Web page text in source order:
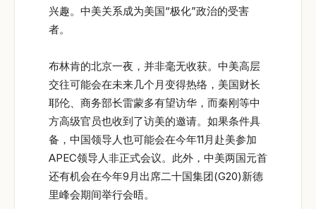
兴趣。中美关系成为美国“极化”政治的受害
者。
布林肯的北京一夜，并非毫无收获。中美高层
交往可能会在未来几个月变得热络，美国财长
耶伦、商务部长雷蒙多有望访华，而秦刚等中
方高级官员也收到了访美的邀请。如果条件具
备，中国领导人也可能会在今年11月赴美参加
APEC领导人非正式会议。此外，中美两国元首
还有机会在今年9月出席二十国集团(G20)新德
里峰会期间举行会晤。